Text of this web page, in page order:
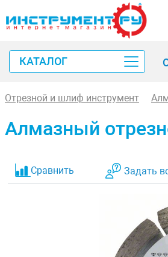
КАТАЛОГ
Отрезной и шлиф инструмент
Алмазный
Сравнить Задать